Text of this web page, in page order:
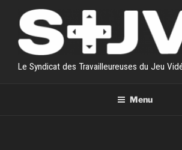
content
Le Syndicat des Travailleureuses du Jeu
Menu